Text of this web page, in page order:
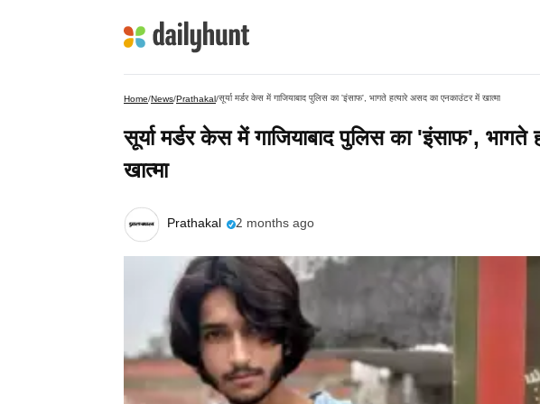
Home/News/Prathakal/सूर्या मर्डर केस में गाजियाबाद पुलिस का 'इंसाफ', भागते हत्यारे असद का एनकाउंटर में खात्मा
सूर्या मर्डर केस में गाजियाबाद पुलिस का 'इंसाफ',
खात्मा
Prathakal 2 months ago